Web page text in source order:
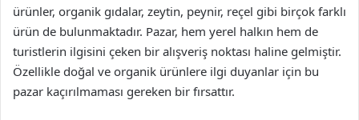
ürünler, organik gıdalar, zeytin, peynir, reçel gibi birçok farklı
ürün de bulunmaktadır. Pazar, hem yerel halkın hem de
turistlerin ilgisini çeken bir alışveriş noktası haline gelmiştir.
Özellikle doğal ve organik ürünlere ilgi duyanlar için bu
pazar kaçırılmaması gereken bir fırsattır.